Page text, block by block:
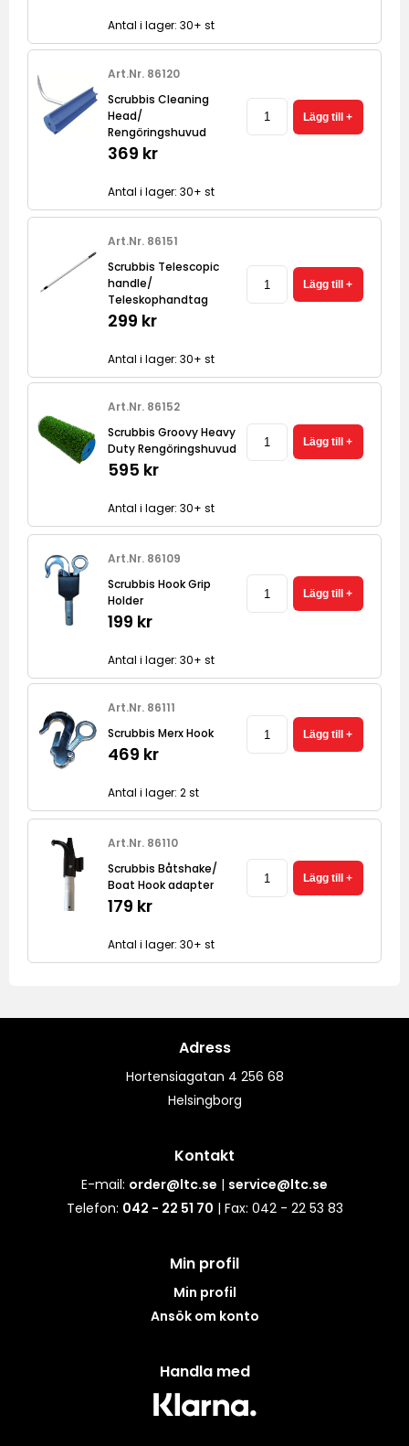
Antal i lager: 30+ st
Art.Nr. 86120
Scrubbis Cleaning
Head/
Rengöringshuvud
369 kr
Antal i lager: 30+ st
Art.Nr. 86151
Scrubbis Telescopic
handle/
Teleskophandtag
299 kr
Antal i lager: 30+ st
Art.Nr. 86152
Scrubbis Groovy Heavy
Duty Rengöringshuvud
595 kr
Antal i lager: 30+ st
Art.Nr. 86109
Scrubbis Hook Grip
Holder
199 kr
Antal i lager: 30+ st
Art.Nr. 86111
Scrubbis Merx Hook
469 kr
Antal i lager: 2 st
Art.Nr. 86110
Scrubbis Båtshake/
Boat Hook adapter
179 kr
Antal i lager: 30+ st
Adress
Hortensiagatan 4 256 68
Helsingborg
Kontakt
E-mail: order@ltc.se | service@ltc.se
Telefon: 042 - 22 51 70 | Fax: 042 - 22 53 83
Min profil
Min profil
Ansök om konto
Handla med